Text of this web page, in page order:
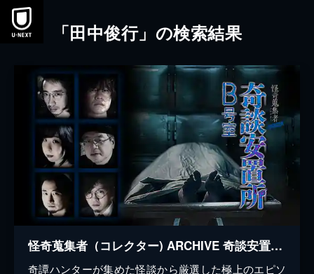
本文へスキップ
「田中俊行」の検索結果
怪奇蒐集者（コレクター) ARCHIVE 奇談安置所B号室
奇譚ハンターが集めた怪談から厳選した極上のエピソ